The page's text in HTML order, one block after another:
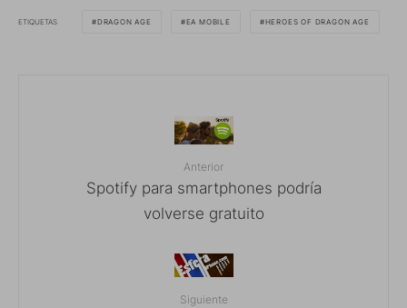
ETIQUETAS DRAGON AGE EA MOBILE HEROES OF DRAGON AGE
Anterior
Spotify para smartphones podría
volverse gratuito
Siguiente